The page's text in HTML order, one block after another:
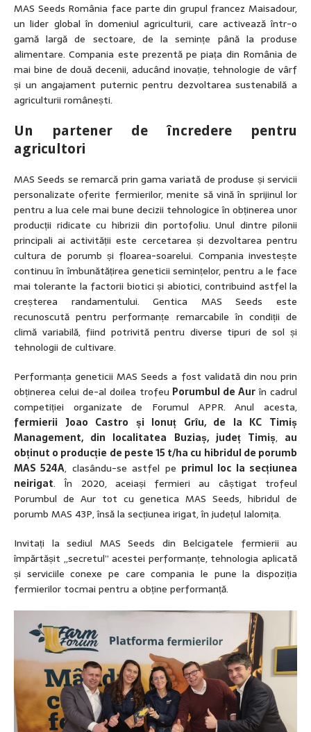
MAS Seeds România face parte din grupul francez Maisadour,
un lider global în domeniul agriculturii, care activează într-o
gamă largă de sectoare, de la semințe până la produse
alimentare. Compania este prezentă pe piața din România de
mai bine de două decenii, aducând inovație, tehnologie de vârf
și un angajament puternic pentru dezvoltarea sustenabilă a
agriculturii românești.
Un partener de încredere pentru
agricultori
MAS Seeds se remarcă prin gama variată de produse și servicii
personalizate oferite fermierilor, menite să vină în sprijinul lor
pentru a lua cele mai bune decizii tehnologice în obținerea unor
producții ridicate cu hibrizii din portofoliu. Unul dintre pilonii
principali ai activității este cercetarea și dezvoltarea pentru
cultura de porumb și floarea-soarelui. Compania investește
continuu în îmbunătățirea geneticii semințelor, pentru a le face
mai tolerante la factorii biotici și abiotici, contribuind astfel la
creșterea randamentului. Gentica MAS Seeds este
recunoscută pentru performanțe remarcabile în condiții de
climă variabilă, fiind potrivită pentru diverse tipuri de sol și
tehnologii de cultivare.
Performanța geneticii MAS Seeds a fost validată din nou prin
obținerea celui de-al doilea trofeu Porumbul de Aurîn cadrul
competiției organizate de Forumul APPR. Anul acesta,
fermierii Joao Castro și Ionuț Grîu, de la KC Timiș
Management, din localitatea Buziaș, județ Timiș,au
obținut o producție de peste 15 t/ha cu hibridul de porumb
MAS 524A, clasându-se astfel pe primul loc la secțiunea
neirigat. În 2020, aceiași fermieri au câștigat trofeul
Porumbul de Aur tot cu genetica MAS Seeds, hibridul de
porumb MAS 43P, însă la secțiunea irigat, în județul Ialomița.
Invitați la sediul MAS Seeds din Belcigatele fermierii au
împărtășit ,,secretul” acestei performanțe, tehnologia aplicată
și serviciile conexe pe care compania le pune la dispoziția
fermierilor tocmai pentru a obține performanță.